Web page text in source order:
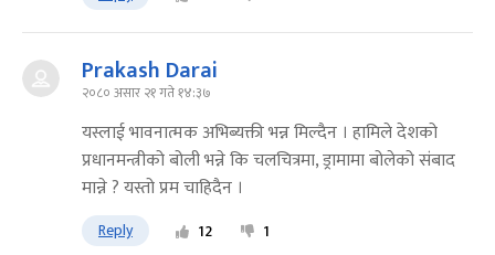
Prakash Darai
२०८० असार २१ गते १४:३७
यस्लाई भावनात्मक अभिब्यक्ती भन्न मिल्दैन । हामिले देशको
प्रधानमन्त्रीको बोली भन्ने कि चलचित्रमा, ड्रामामा बोलेको संबाद
मान्ने ? यस्तो प्रम चाहिदैन ।
Reply 12 1